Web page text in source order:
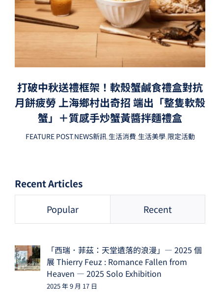
打破中秋送禮框架！軟殼蟹鹹食禮盒對抗
月餅疲勞 上海鄉村出奇招 端出「整隻軟殼
蟹」＋質感手炒蟹黃醬拌麵禮盒
FEATURE POST,NEWS新訊,生活消費,生活美學,限定活動
Recent Articles
Popular Recent
「西瑞．菲茲：天堂遺落的浪漫」— 2025 個
展 Thierry Feuz : Romance Fallen from
Heaven — 2025 Solo Exhibition
2025 年 9 月 17 日